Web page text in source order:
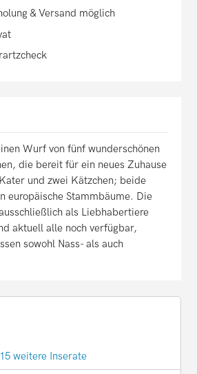
& Versand möglich
Wurf von fünf wunderschönen
die bereit für ein neues Zuhause
und zwei Kätzchen; beide
europäische Stammbäume. Die
als Liebhabertiere
aktuell alle noch verfügbar,
sowohl Nass- als auch
15 weitere Inserate